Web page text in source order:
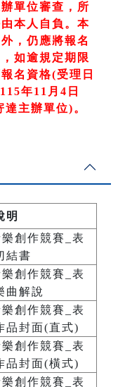
單位審查，所
本人自負。本
，仍應將報名
如逾規定期限
名資格(受理日
115年11 月4 日
達主辦單位)。
明
創作競賽_表
結書
創作競賽_表
曲解說
創作競賽_表
品封面(直式)
創作競賽_表
品封面(橫式)
創作競賽_表